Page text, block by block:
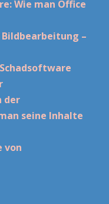
Wie man Office
–
der
seine Inhalte
von